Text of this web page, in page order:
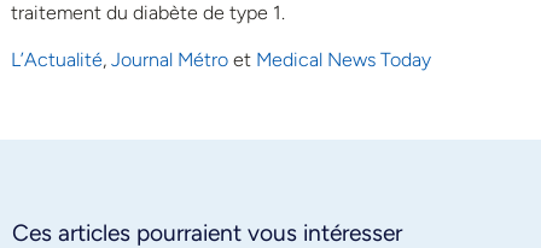
traitement du diabète de type 1.
L’Actualité, Journal Métro et Medical News Today
Ces articles pourraient vous intéresser